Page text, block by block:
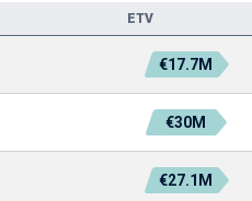
ETV
€17.7M
€30M
€27.1M